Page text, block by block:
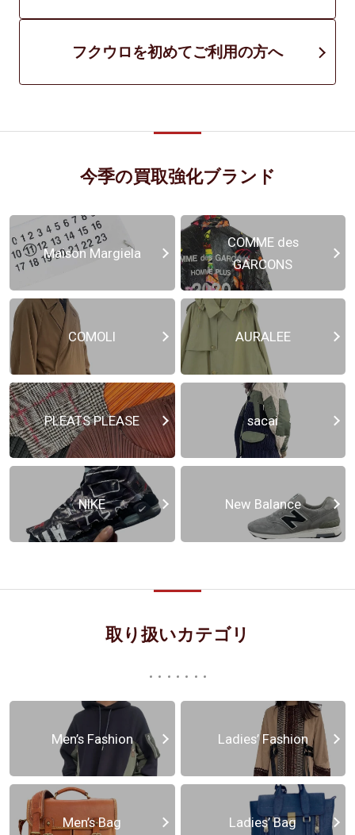
フクウロを初めてご利用の方へ
今季の買取強化ブランド
Maison Margiela
COMME des
GARCONS
COMOLI AURALEE
PLEATS PLEASE sacai
NIKE New Balance
取り扱いカテゴリ
Men’s Fashion Ladies’ Fashion
Men’s Bag Ladies’ Bag